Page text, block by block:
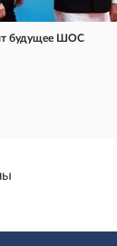
будущее ШОС